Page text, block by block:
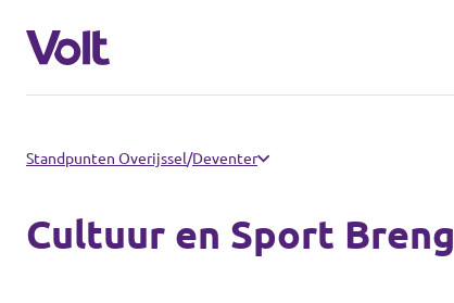
Communities
Volt Almelo
Standpunten Overijssel/Deventer
Cultuur en Sport